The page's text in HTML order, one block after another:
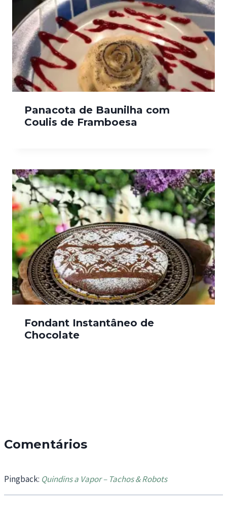
Panacota de Baunilha com
Coulis de Framboesa
Fondant Instantâneo de
Chocolate
Comentários
Pingback: Quindins a Vapor – Tachos & Robots